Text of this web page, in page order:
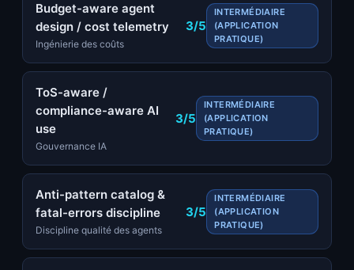
Budget-aware agent
design / cost telemetry
Ingénierie des coûts
3/5
INTERMÉDIAIRE
(APPLICATION
PRATIQUE)
ToS-aware /
compliance-aware AI
use
Gouvernance IA
3/5
INTERMÉDIAIRE
(APPLICATION
PRATIQUE)
Anti-pattern catalog &
fatal-errors discipline
Discipline qualité des agents
3/5
INTERMÉDIAIRE
(APPLICATION
PRATIQUE)